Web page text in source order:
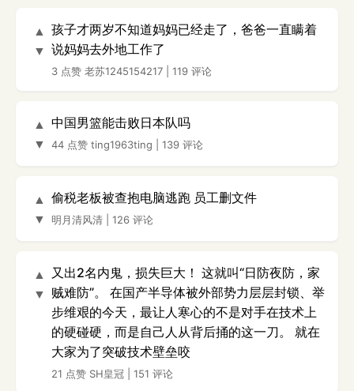
▲
▼
孩子才两岁不知道妈妈已经走了，爸爸一直瞒着
说妈妈去外地工作了
3 点赞 老苏1245154217 119 评论
▲
▼
中国男篮能击败日本队吗
44 点赞 ting1963ting 139 评论
▲
▼
偷税老板被查抱电脑逃跑 员工删文件
明月清风清 126 评论
▲
▼
又出2名内鬼，损失巨大！ 这就叫“日防夜防，家
贼难防”。 在国产半导体被外部势力层层封锁、举
步维艰的今天，最让人寒心的不是对手在技术上
的硬碰硬，而是自己人从背后捅的这一刀。 就在
大家为了突破技术壁垒咬
21 点赞 SH皇冠 151 评论